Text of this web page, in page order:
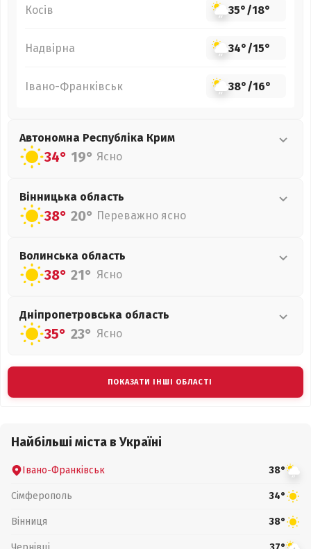
Косів 35°/18°
Надвірна 34°/15°
Івано-Франківськ 38°/16°
Автономна Республіка Крим
34° 19° Ясно
Вінницька область
38° 20° Переважно ясно
Волинська область
38° 21° Ясно
Дніпропетровська область
35° 23° Ясно
ПОКАЗАТИ ІНШІ ОБЛАСТІ
Найбільші міста в Україні
Івано-Франківськ 38°
Сімферополь 34°
Вінниця 38°